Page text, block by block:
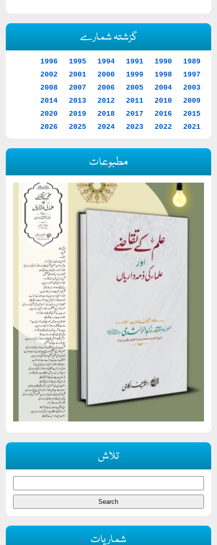
گزشتہ شمارے
1989
1990
1991
1994
1995
1996
1997
1998
1999
2000
2001
2002
2003
2004
2005
2006
2007
2008
2009
2010
2011
2012
2013
2014
2015
2016
2017
2018
2019
2020
2021
2022
2023
2024
2025
2026
مطبوعات
تلاش
شماریات